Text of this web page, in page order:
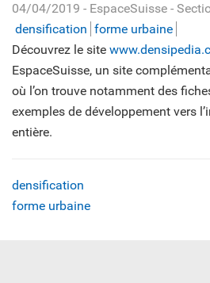
04/04/2019 - EspaceSuisse -
densification forme urbaine
Découvrez le site
EspaceSuisse, un site
où l’on trouve notamment des
exemples de développement vers
entière.
densification
forme urbaine